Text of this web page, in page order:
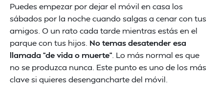
Puedes empezar por dejar el móvil en casa los
sábados por la noche cuando salgas a cenar con tus
amigos. O un rato cada tarde mientras estás en el
parque con tus hijos. No temas desatender esa
llamada “de vida o muerte” . Lo más normal es que
no se produzca nunca. Este punto es uno de los más
clave si quieres desengancharte del móvil.